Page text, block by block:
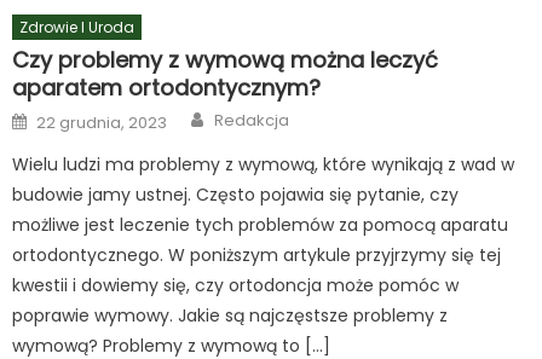
Zdrowie I Uroda
Czy problemy z wymową można leczyć
aparatem ortodontycznym?
Posted
on
22 grudnia, 2023 Author
Redakcja
Wielu ludzi ma problemy z wymową, które wynikają z wad w
budowie jamy ustnej. Często pojawia się pytanie, czy
możliwe jest leczenie tych problemów za pomocą aparatu
ortodontycznego. W poniższym artykule przyjrzymy się tej
kwestii i dowiemy się, czy ortodoncja może pomóc w
poprawie wymowy. Jakie są najczęstsze problemy z
wymową? Problemy z wymową to […]